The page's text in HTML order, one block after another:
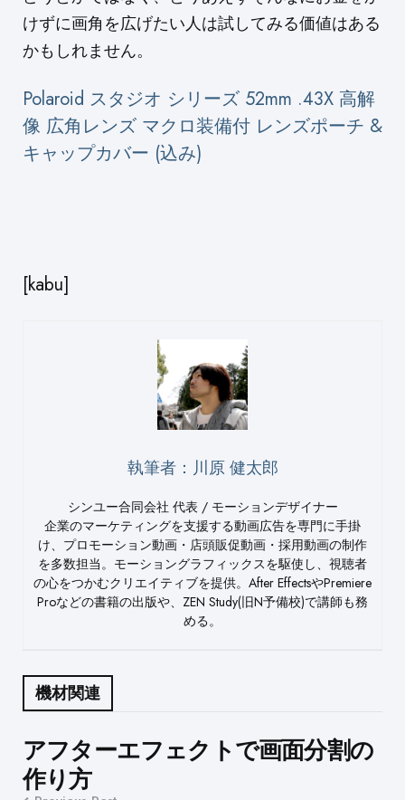
けずに画角を広げたい人は試してみる価値はある
かもしれません。
Polaroid スタジオ シリーズ 52mm .43X 高解
像 広角レンズ マクロ装備付 レンズポーチ &
キャップカバー (込み)
[kabu]
執筆者：川原 健太郎
シンユー合同会社 代表 / モーションデザイナー
企業のマーケティングを支援する動画広告を専門に手掛
け、プロモーション動画・店頭販促動画・採用動画の制作
を多数担当。モーショングラフィックスを駆使し、視聴者
の心をつかむクリエイティブを提供。After EffectsやPremiere
Proなどの書籍の出版や、ZEN Study(旧N予備校)で講師も務
める。
機材関連
Post
navigation
アフターエフェクトで画面分割の
作り方